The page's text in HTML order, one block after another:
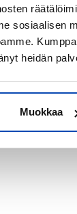
sosiaalisen
heidän
Muokkaa